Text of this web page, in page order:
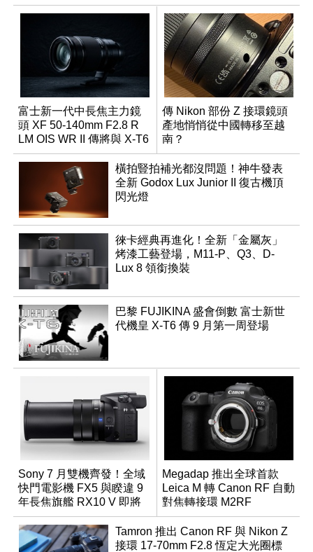
富士新一代中長焦主力鏡
頭 XF 50-140mm F2.8 R
LM OIS WR II 傳將與 X-T6
同步亮相
傳 Nikon 部份 Z 接環鏡頭
產地悄悄從中國轉移至越
南？
橫拍豎拍補光都沒問題！神牛發表
全新 Godox Lux Junior II 復古機頂
閃光燈
徠卡經典再進化！全新「金屬灰」
烤漆工藝登場，M11-P、Q3、D-
Lux 8 領銜換裝
巴黎 FUJIKINA 盛會倒數 富士新世
代機皇 X-T6 傳 9 月第一周登場
Sony 7 月雙機齊發！全域
快門電影機 FX5 與睽違 9
年長焦旗艦 RX10 V 即將
登場
Megadap 推出全球首款
Leica M 轉 Canon RF 自動
對焦轉接環 M2RF
Tamron 推出 Canon RF 與 Nikon Z
接環 17-70mm F2.8 恆定大光圈標